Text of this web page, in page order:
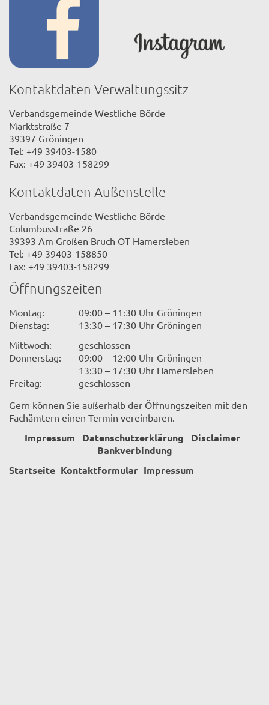
Kontaktdaten Verwaltungssitz
Verbandsgemeinde Westliche Börde
Marktstraße 7
39397 Gröningen
Tel: +49 39403-1580
Fax: +49 39403-158299
Kontaktdaten Außenstelle
Verbandsgemeinde Westliche Börde
Columbusstraße 26
39393 Am Großen Bruch OT Hamersleben
Tel: +49 39403-158850
Fax: +49 39403-158299
Öffnungszeiten
Montag:
09:00 – 11:30 Uhr Gröningen
Dienstag:
13:30 – 17:30 Uhr Gröningen
Mittwoch:
geschlossen
Donnerstag:
09:00 – 12:00 Uhr Gröningen
13:30 – 17:30 Uhr Hamersleben
Freitag:
geschlossen
Gern können Sie außerhalb der Öffnungszeiten mit den
Fachämtern einen Termin vereinbaren.
Impressum Datenschutzerklärung
Disclaimer
Bankverbindung
Startseite Kontaktformular Impressum